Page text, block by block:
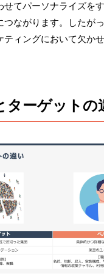
せてパーソナライズを
つながります。したが
ティングにおいて欠か
ターゲットの